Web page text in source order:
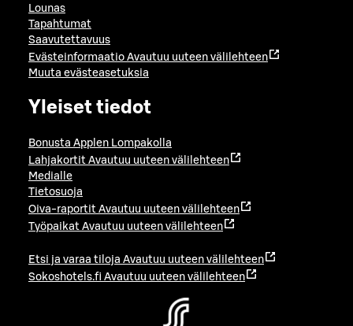
Lounas
Tapahtumat
Saavutettavuus
Evästeinformaatio Avautuu uuteen välilehteen
Muuta evästeasetuksia
Yleiset tiedot
Bonusta Applen Lompakolla
Lahjakortit Avautuu uuteen välilehteen
Medialle
Tietosuoja
Oiva-raportit Avautuu uuteen välilehteen
Työpaikat Avautuu uuteen välilehteen
Etsi ja varaa tiloja Avautuu uuteen välilehteen
Sokoshotels.fi Avautuu uuteen välilehteen